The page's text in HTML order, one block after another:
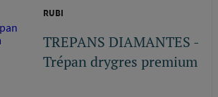
RUBI
TREPANS DIAMANTES -
Trépan drygres premium